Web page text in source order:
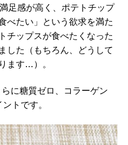
足感が高く、ポテトチップ
べたい」という欲求を満た
チップスが食べたくなった
した（もちろん、どうして
ます…）。
に糖質ゼロ、コラーゲン
トです。